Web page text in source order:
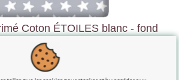
Coton ÉTOILES blanc - fond
gris lune
38,19 €